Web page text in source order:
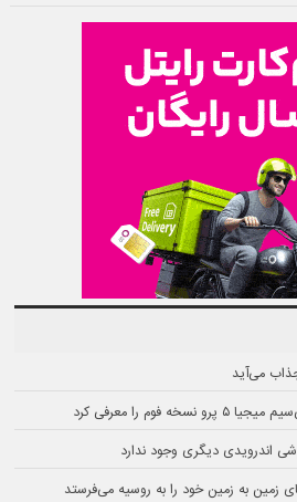
می‌آید
فوم را معرفی کرد
زمین به زمین خود را به روسیه می‌فرستد